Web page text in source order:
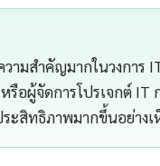
วามสำคัญมากในวงการ
รือผู้จัดการโปรเจกต์ IT
ระสิทธิภาพมากขึ้นอย่าง